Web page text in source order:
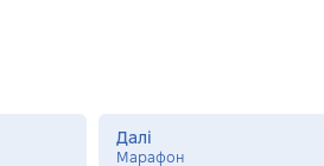
Далі
Марафон